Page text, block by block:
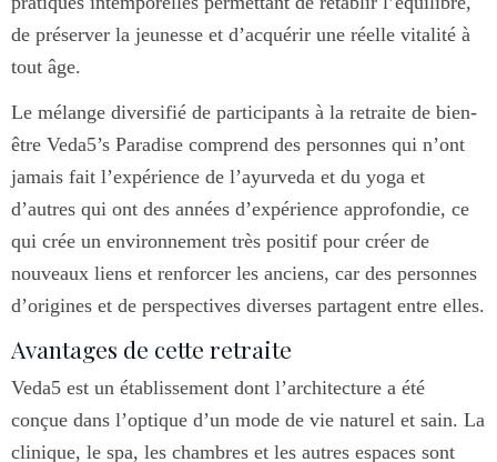
de préserver la jeunesse et d’acquérir une réelle vitalité à
tout âge.
Le mélange diversifié de participants à la retraite de bien-
être Veda5’s Paradise comprend des personnes qui n’ont
jamais fait l’expérience de l’ayurveda et du yoga et
d’autres qui ont des années d’expérience approfondie, ce
qui crée un environnement très positif pour créer de
nouveaux liens et renforcer les anciens, car des personnes
d’origines et de perspectives diverses partagent entre elles.
Avantages de cette retraite
Veda5 est un établissement dont l’architecture a été
conçue dans l’optique d’un mode de vie naturel et sain. La
clinique, le spa, les chambres et les autres espaces sont